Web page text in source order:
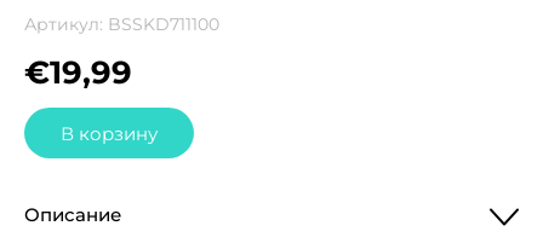
Артикул: BSSKD711100
€19,99
В корзину
Описание